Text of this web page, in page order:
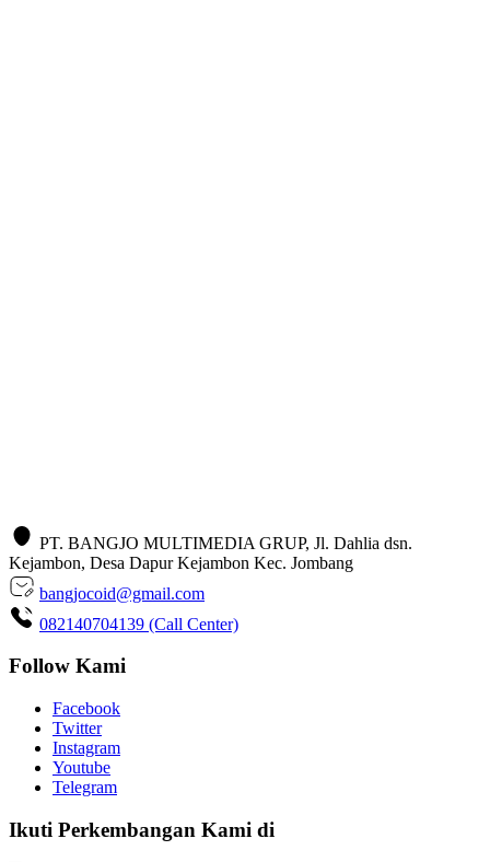
PT. BANGJO MULTIMEDIA GRUP, Jl. Dahlia dsn.
Kejambon, Desa Dapur Kejambon Kec. Jombang
bangjocoid@gmail.com
082140704139 (Call Center)
Follow Kami
Facebook
Twitter
Instagram
Youtube
Telegram
Ikuti Perkembangan Kami di